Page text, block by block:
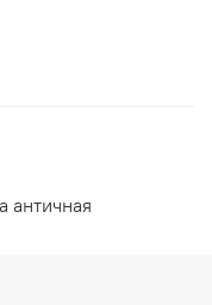
античная